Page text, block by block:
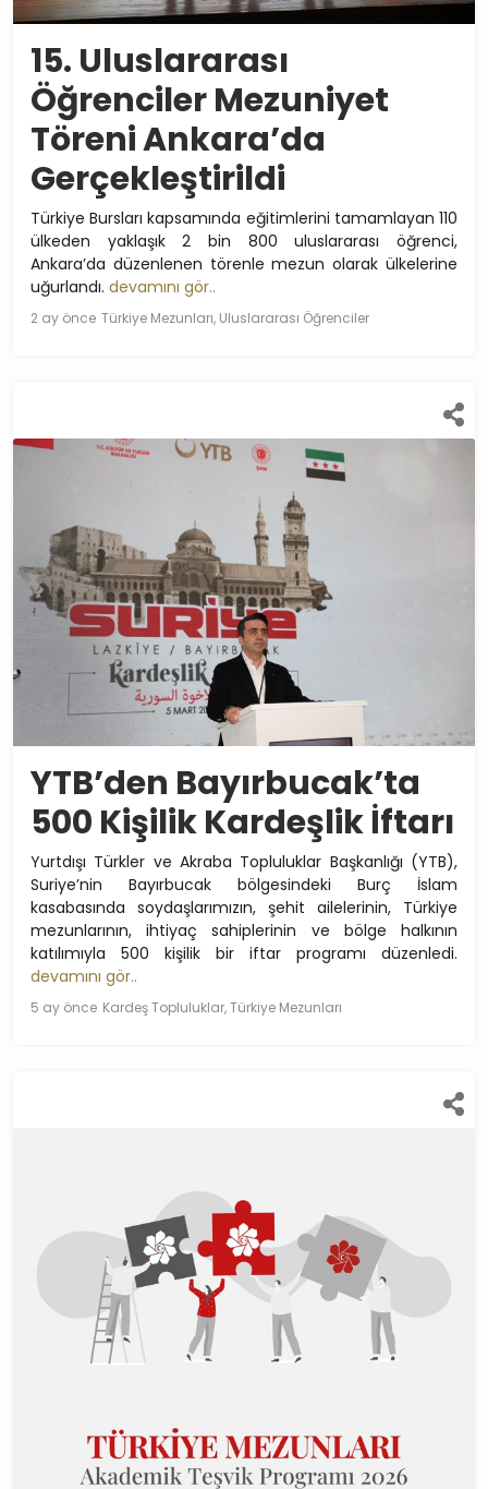
15. Uluslararası
Öğrenciler Mezuniyet
Töreni Ankara’da
Gerçekleştirildi
Türkiye Bursları kapsamında eğitimlerini tamamlayan 110
ülkeden yaklaşık 2 bin 800 uluslararası öğrenci,
Ankara’da düzenlenen törenle mezun olarak ülkelerine
uğurlandı. devamını gör..
2 ay önce Türkiye Mezunları, Uluslararası Öğrenciler
YTB’den Bayırbucak’ta
500 Kişilik Kardeşlik İftarı
Yurtdışı Türkler ve Akraba Topluluklar Başkanlığı (YTB),
Suriye’nin Bayırbucak bölgesindeki Burç İslam
kasabasında soydaşlarımızın, şehit ailelerinin, Türkiye
mezunlarının, ihtiyaç sahiplerinin ve bölge halkının
katılımıyla 500 kişilik bir iftar programı düzenledi.
devamını gör..
5 ay önce Kardeş Topluluklar, Türkiye Mezunları